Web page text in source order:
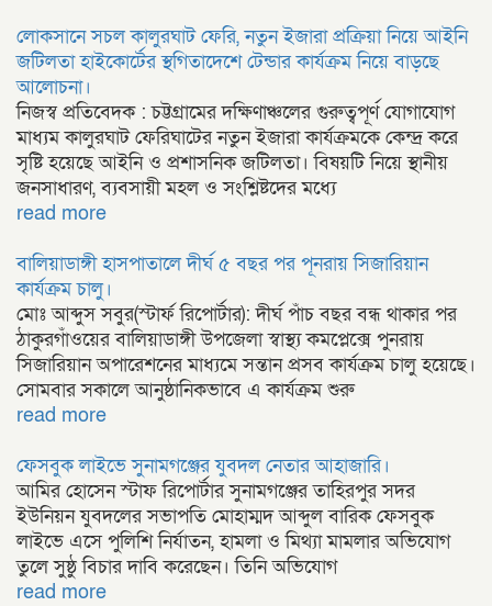
লোকসানে সচল কালুরঘাট ফেরি, নতুন ইজারা প্রক্রিয়া নিয়ে আইনি
জটিলতা হাইকোর্টের স্থগিতাদেশে টেন্ডার কার্যক্রম নিয়ে বাড়ছে
আলোচনা।
নিজস্ব প্রতিবেদক : চট্টগ্রামের দক্ষিণাঞ্চলের গুরুত্বপূর্ণ যোগাযোগ
মাধ্যম কালুরঘাট ফেরিঘাটের নতুন ইজারা কার্যক্রমকে কেন্দ্র করে
সৃষ্টি হয়েছে আইনি ও প্রশাসনিক জটিলতা। বিষয়টি নিয়ে স্থানীয়
জনসাধারণ, ব্যবসায়ী মহল ও সংশ্লিষ্টদের মধ্যে
read more
বালিয়াডাঙ্গী হাসপাতালে দীর্ঘ ৫ বছর পর পূনরায় সিজারিয়ান
কার্যক্রম চালু।
মোঃ আব্দুস সবুর(স্টার্ফ রিপোর্টার): দীর্ঘ পাঁচ বছর বন্ধ থাকার পর
ঠাকুরগাঁওয়ের বালিয়াডাঙ্গী উপজেলা স্বাস্থ্য কমপ্লেক্সে পুনরায়
সিজারিয়ান অপারেশনের মাধ্যমে সন্তান প্রসব কার্যক্রম চালু হয়েছে।
সোমবার সকালে আনুষ্ঠানিকভাবে এ কার্যক্রম শুরু
read more
ফেসবুক লাইভে সুনামগঞ্জের যুবদল নেতার আহাজারি।
আমির হোসেন স্টাফ রিপোর্টার সুনামগঞ্জের তাহিরপুর সদর
ইউনিয়ন যুবদলের সভাপতি মোহাম্মদ আব্দুল বারিক ফেসবুক
লাইভে এসে পুলিশি নির্যাতন, হামলা ও মিথ্যা মামলার অভিযোগ
তুলে সুষ্ঠু বিচার দাবি করেছেন। তিনি অভিযোগ
read more